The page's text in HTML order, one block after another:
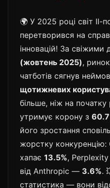
🌍 У 2025 році світ ІІ-
перетворився на
інновацій! За свіжими
(жовтень 2025),
чатботів сягнув
щотижневих
більше, ніж на
утримує корону з
його зростання
жорстку конкуренцію:
хапає 13.5%,
від Anthropic — 3.6%.
статистика — вони